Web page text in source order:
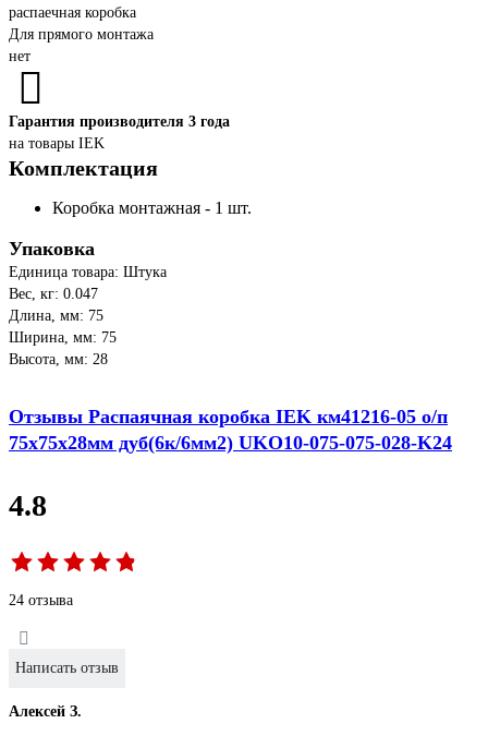
распаечная коробка
Для прямого монтажа
нет
Гарантия производителя 3 года
на товары IEK
Комплектация
Коробка монтажная - 1 шт.
Упаковка
Единица товара: Штука
Вес, кг: 0.047
Длина, мм: 75
Ширина, мм: 75
Высота, мм: 28
Отзывы Распаячная коробка IEK км41216-05 о/п
75x75x28мм дуб(6к/6мм2) UKO10-075-075-028-K24
4.8
24 отзыва
Написать отзыв
Алексей З.